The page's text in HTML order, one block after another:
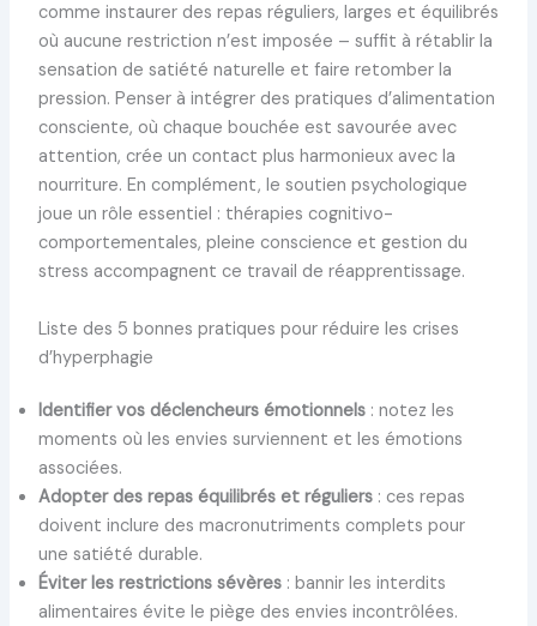
comme instaurer des repas réguliers, larges et équilibrés
où aucune restriction n’est imposée – suffit à rétablir la
sensation de satiété naturelle et faire retomber la
pression. Penser à intégrer des pratiques d’alimentation
consciente, où chaque bouchée est savourée avec
attention, crée un contact plus harmonieux avec la
nourriture. En complément, le soutien psychologique
joue un rôle essentiel : thérapies cognitivo-
comportementales, pleine conscience et gestion du
stress accompagnent ce travail de réapprentissage.
Liste des 5 bonnes pratiques pour réduire les crises
d’hyperphagie
Identifier vos déclencheurs émotionnels: notez les
moments où les envies surviennent et les émotions
associées.
Adopter des repas équilibrés et réguliers: ces repas
doivent inclure des macronutriments complets pour
une satiété durable.
Éviter les restrictions sévères: bannir les interdits
alimentaires évite le piège des envies incontrôlées.